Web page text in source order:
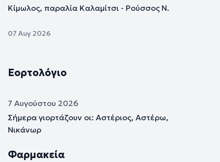
Κίμωλος, παραλία Καλαμίτσι - Ρούσσος Ν.
07 Αυγ 2026
Εορτολόγιο
7 Αυγούστου 2026
Σήμερα γιορτάζουν οι: Αστέριος, Αστέρω,
Νικάνωρ
Φαρμακεία